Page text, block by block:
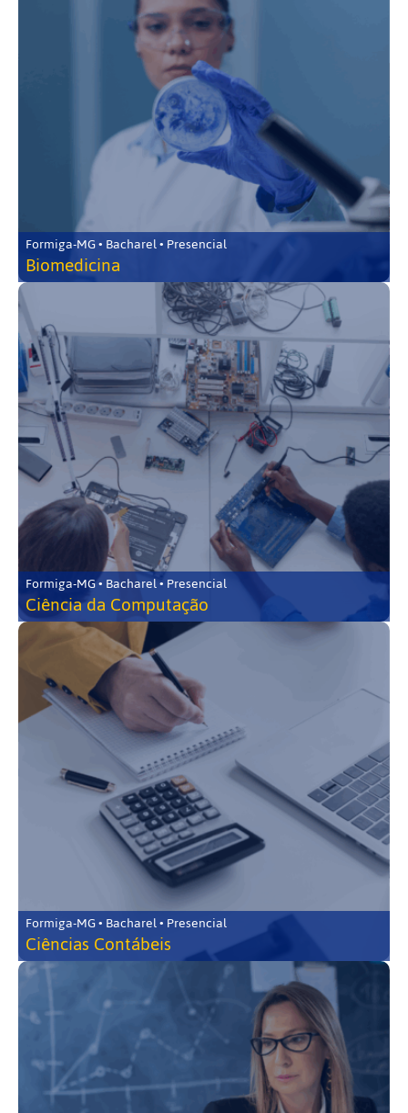
Formiga-MG • Bacharel • Presencial
Biomedicina
Formiga-MG • Bacharel • Presencial
Ciência da Computação
Formiga-MG • Bacharel • Presencial
Ciências Contábeis